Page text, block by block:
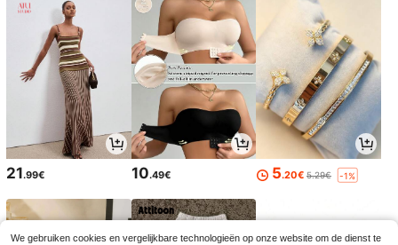
21.99€ 10.49€ 5.20€ 5.29€ -1%
We gebruiken cookies en vergelijkbare technologieën op onze website om de dienst te